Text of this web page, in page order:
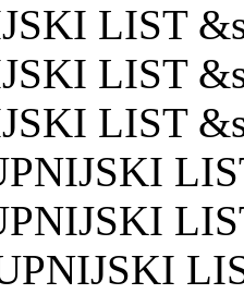
LIST
LIST
LIST